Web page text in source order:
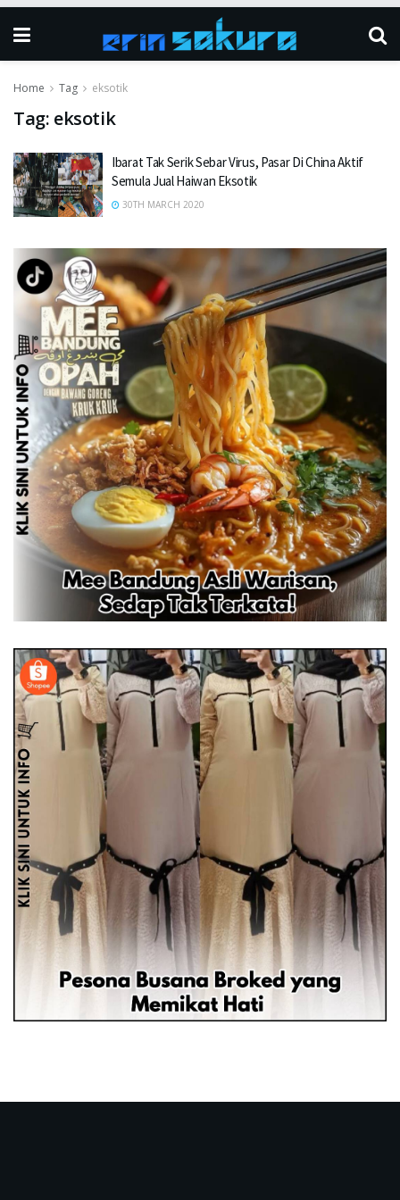
Home Tag eksotik
Tag: eksotik
Ibarat Tak Serik Sebar Virus, Pasar Di China Aktif
Semula Jual Haiwan Eksotik
30TH MARCH 2020